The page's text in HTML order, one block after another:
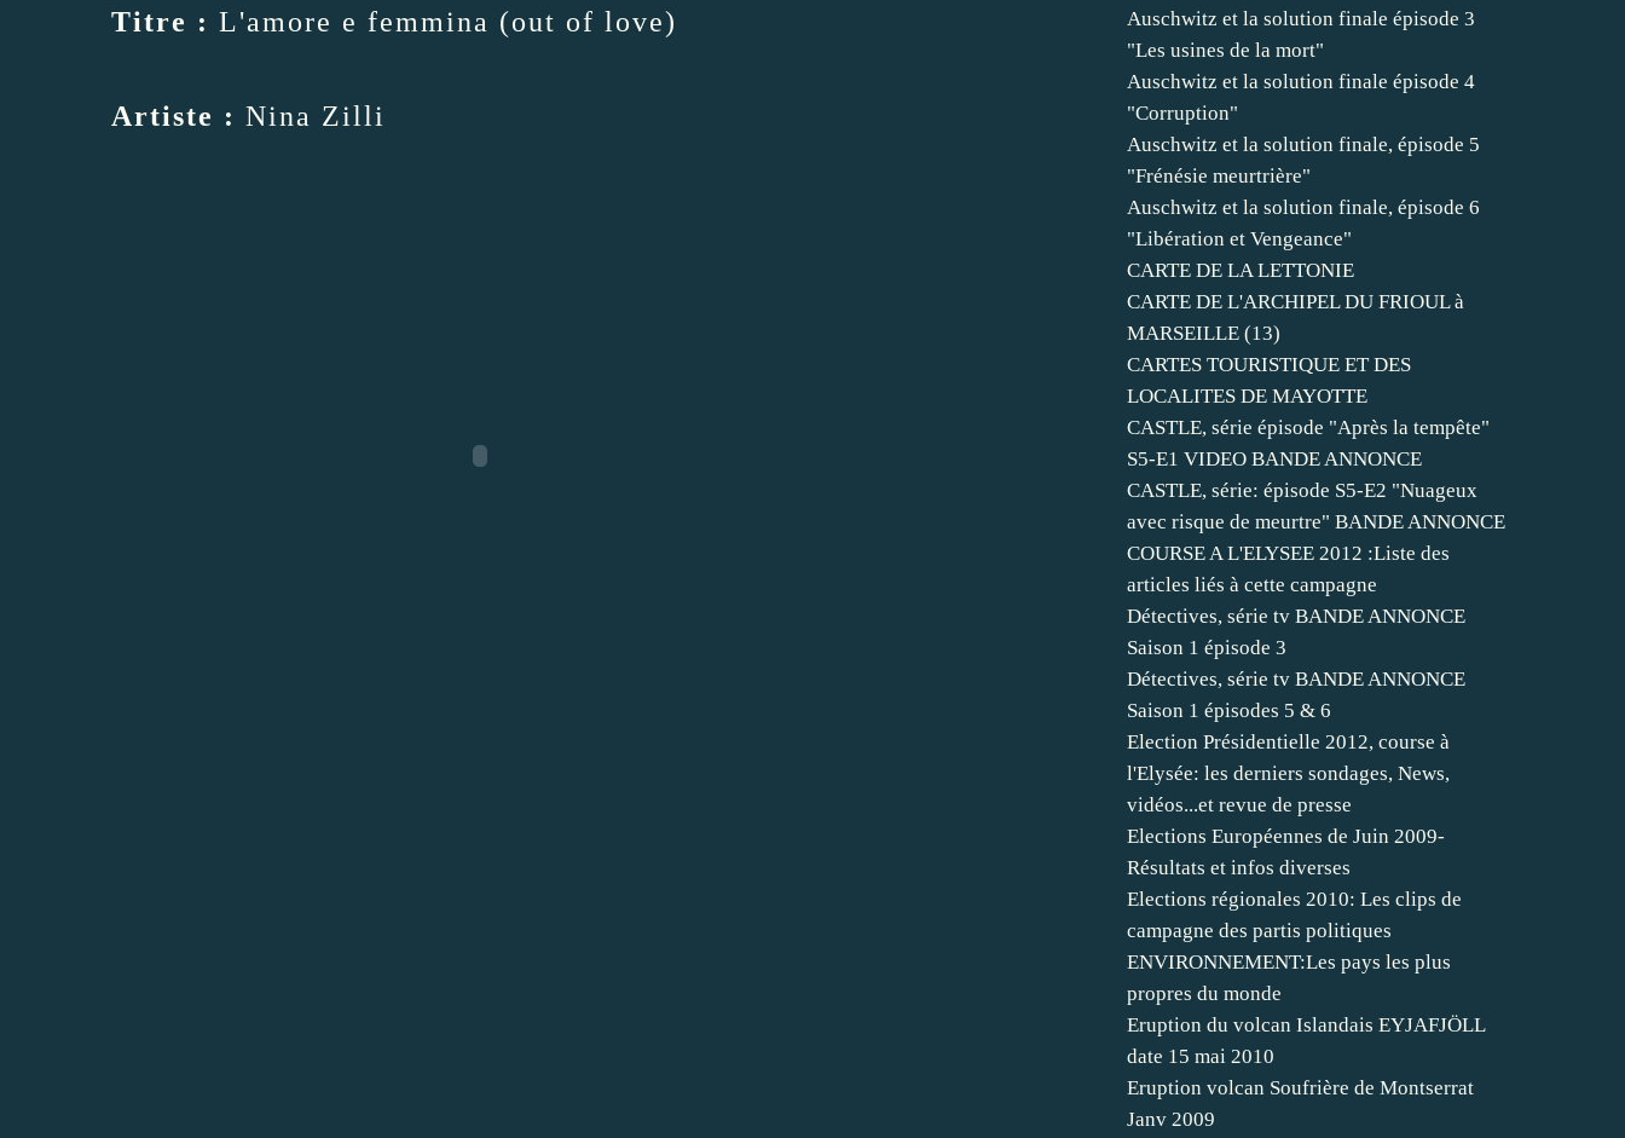
Titre : L'amore e femmina (out of love)
Artiste : Nina Zilli
Auschwitz et la solution finale épisode 3
"Les usines de la mort"
Auschwitz et la solution finale épisode 4
"Corruption"
Auschwitz et la solution finale, épisode 5
"Frénésie meurtrière"
Auschwitz et la solution finale, épisode 6
"Libération et Vengeance"
CARTE DE LA LETTONIE
CARTE DE L'ARCHIPEL DU FRIOUL à
MARSEILLE (13)
CARTES TOURISTIQUE ET DES
LOCALITES DE MAYOTTE
CASTLE, série épisode "Après la tempête"
S5-E1 VIDEO BANDE ANNONCE
CASTLE, série: épisode S5-E2 "Nuageux
avec risque de meurtre" BANDE ANNONCE
COURSE A L'ELYSEE 2012 :Liste des
articles liés à cette campagne
Détectives, série tv BANDE ANNONCE
Saison 1 épisode 3
Détectives, série tv BANDE ANNONCE
Saison 1 épisodes 5 & 6
Election Présidentielle 2012, course à
l'Elysée: les derniers sondages, News,
vidéos...et revue de presse
Elections Européennes de Juin 2009-
Résultats et infos diverses
Elections régionales 2010: Les clips de
campagne des partis politiques
ENVIRONNEMENT:Les pays les plus
propres du monde
Eruption du volcan Islandais EYJAFJÖLL
date 15 mai 2010
Eruption volcan Soufrière de Montserrat
Janv 2009